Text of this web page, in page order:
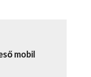
mobil